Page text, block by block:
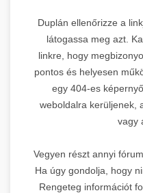
Duplán ellenőrizze a
látogassa meg azt.
linkre, hogy
pontos és helyesen
egy 404-es
weboldalra kerüljenek,
vagy
Vegyen részt annyi
Ha úgy gondolja, hogy
Rengeteg információt